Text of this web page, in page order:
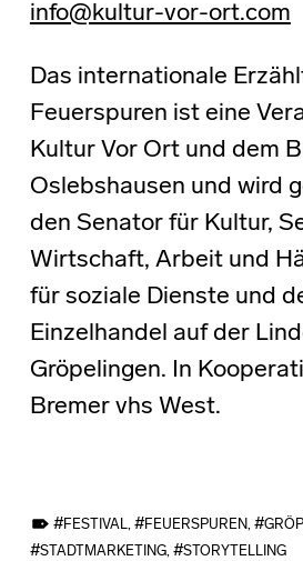
info@kultur-vor-ort.com
Das internationale
Feuerspuren ist eine
Kultur Vor Ort und dem
Oslebshausen und wird
den Senator für Kultur,
Wirtschaft, Arbeit und
für soziale Dienste und
Einzelhandel auf der
Gröpelingen. In
Bremer vhs West.
FESTIVAL, FEUERSPUREN,
STADTMARKETING, STORYTELLING